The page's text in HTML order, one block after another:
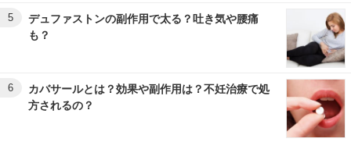
5
デュファストンの副作用で太る？吐き気や腰痛
も？
6
カバサールとは？効果や副作用は？不妊治療で処
方されるの？